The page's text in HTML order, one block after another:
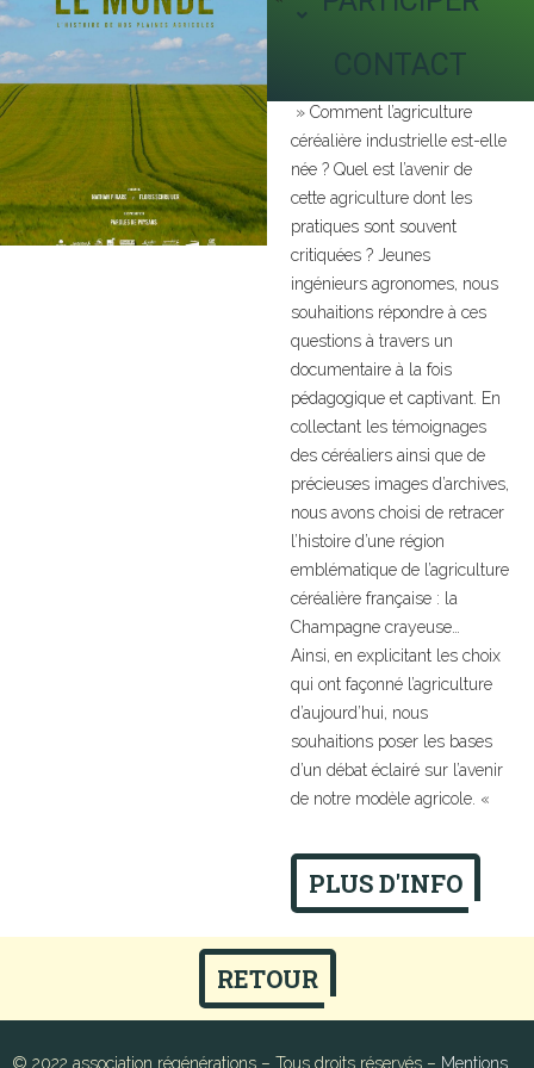
CONTACT
» Comment l’agriculture
céréalière industrielle est-elle
née ? Quel est l’avenir de
cette agriculture dont les
pratiques sont souvent
critiquées ? Jeunes
ingénieurs agronomes, nous
souhaitions répondre à ces
questions à travers un
documentaire à la fois
pédagogique et captivant. En
collectant les témoignages
des céréaliers ainsi que de
précieuses images d’archives,
nous avons choisi de retracer
l’histoire d’une région
emblématique de l’agriculture
céréalière française : la
Champagne crayeuse…
Ainsi, en explicitant les choix
qui ont façonné l’agriculture
d’aujourd’hui, nous
souhaitions poser les bases
d’un débat éclairé sur l’avenir
de notre modèle agricole. «
PLUS D'INFO
RETOUR
© 2022 association régénérations – Tous droits réservés – Mentions